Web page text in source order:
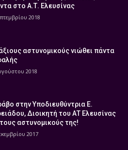
στο Α.Τ. Ελευσίνας
2018
αστυνομικούς νιώθει πάντα
2018
στην Υποδιευθύντρια Ε.
Διοικητή του ΑΤ Ελευσίνας
αστυνομικούς της!
2017